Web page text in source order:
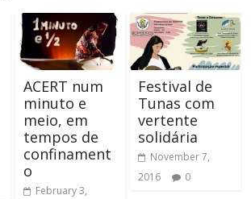
ACERT num
minuto e
meio, em
tempos de
confinament
o
February 3,
Festival de
Tunas com
vertente
solidária
November 7,
2016
0